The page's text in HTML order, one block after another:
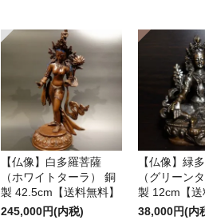
【仏像】白多羅菩薩
（ホワイトターラ） 銅
製 42.5cm【送料無料】
245,000円(内税)
【仏像】緑
（グリーン
製 12cm【
38,000円(内